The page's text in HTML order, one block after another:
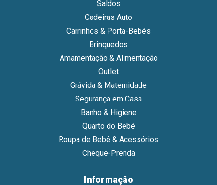
Saldos
Cadeiras Auto
Carrinhos & Porta-Bebés
Brinquedos
Amamentação & Alimentação
Outlet
Grávida & Maternidade
Segurança em Casa
Banho & Higiene
Quarto do Bebé
Roupa de Bebé & Acessórios
Cheque-Prenda
Informação